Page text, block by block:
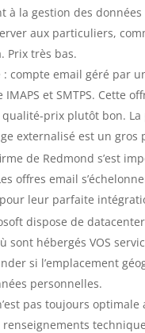
à la gestion des
aux particuliers,
Prix très bas.
: compte email géré par
et SMTPS. Cette
qualité-prix plutôt bon.
externalisé est un gros
de Redmond s’est
offres email
leur parfaite
dispose de
sont hébergés VOS
si l’emplacement
personnelles.
pas toujours